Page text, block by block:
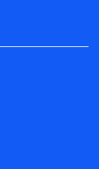
傾向に応じた
配信等を行う
を行うため